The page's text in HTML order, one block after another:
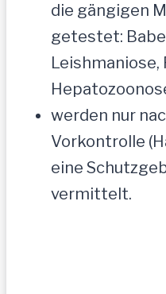
die gängigen
getestet:
Leishmaniose,
werden nur
Vorkontrolle
eine
vermittelt.